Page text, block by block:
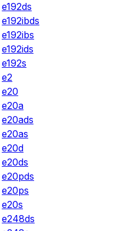
e192ds
e192ibds
e192ibs
e192ids
e192s
e2
e20
e20a
e20ads
e20as
e20d
e20ds
e20pds
e20ps
e20s
e248ds